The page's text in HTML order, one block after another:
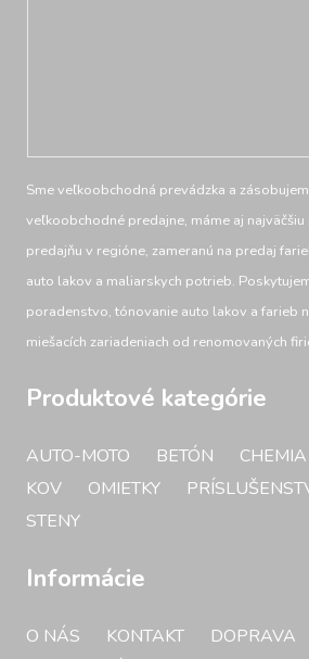
Sme veľkoobchodná prevádzka a
veľkoobchodné predajne, máme aj
predajňu v regióne, zameranú na predaj
auto lakov a maliarskych potrieb.
poradenstvo, tónovanie auto lakov a farieb
miešacích zariadeniach od renomovaných
Produktové kategórie
AUTO-MOTO BETÓN CHEMIA
KOV
OMIETKY
STENY
Informácie
O NÁS KONTAKT
DOPRAVA